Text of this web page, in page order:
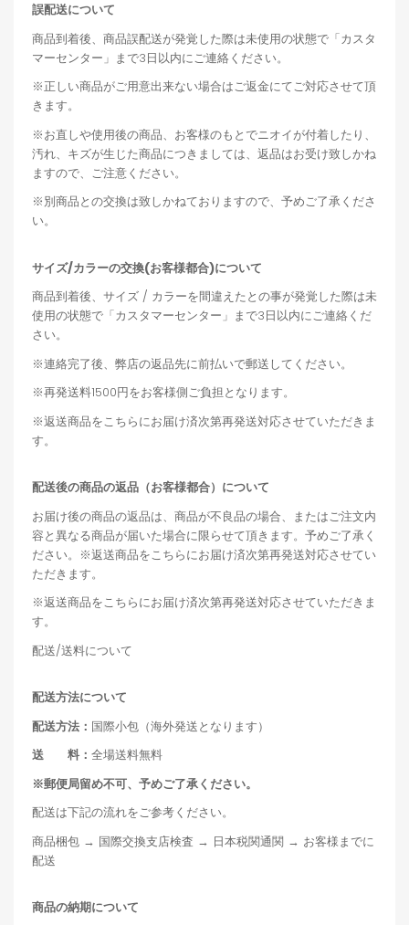
誤配送について
商品到着後、商品誤配送が発覚した際は未使用の状態で「カスタ
マーセンター」まで3日以内にご連絡ください。
※正しい商品がご用意出来ない場合はご返金にてご対応させて頂
きます。
※お直しや使用後の商品、お客様のもとでニオイが付着したり、
汚れ、キズが生じた商品につきましては、返品はお受け致しかね
ますので、ご注意ください。
※別商品との交換は致しかねておりますので、予めご了承くださ
い。
サイズ/カラーの交換(お客様都合)について
商品到着後、サイズ / カラーを間違えたとの事が発覚した際は未
使用の状態で「カスタマーセンター」まで3日以内にご連絡くだ
さい。
※連絡完了後、弊店の返品先に前払いで郵送してください。
※再発送料1500円をお客様側ご負担となります。
※返送商品をこちらにお届け済次第再発送対応させていただきま
す。
配送後の商品の返品（お客様都合）について
お届け後の商品の返品は、商品が不良品の場合、またはご注文内
容と異なる商品が届いた場合に限らせて頂きます。予めご了承く
ださい。※返送商品をこちらにお届け済次第再発送対応させてい
ただきます。
※返送商品をこちらにお届け済次第再発送対応させていただきま
す。
配送/送料について
配送方法について
配送方法： 国際小包（海外発送となります）
送 料： 全場送料無料
※郵便局留め不可、予めご了承ください。
配送は下記の流れをご参考ください。
商品梱包 → 国際交換支店検査 → 日本税関通関 → お客様までに
配送
商品の納期について